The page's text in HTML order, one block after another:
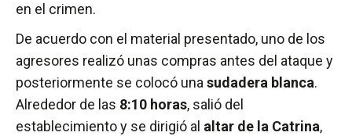
en el crimen.
De acuerdo con el material presentado, uno de los
agresores realizó unas compras antes del ataque y
posteriormente se colocó unasudadera blanca.
Alrededor de las 8:10 horas, salió del
establecimiento y se dirigió al altar de la Catrina,